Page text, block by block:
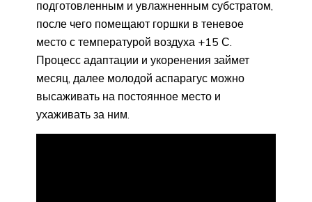
подготовленным и увлажненным субстратом,
после чего помещают горшки в теневое
место с температурой воздуха +15 С.
Процесс адаптации и укоренения займет
месяц, далее молодой аспарагус можно
высаживать на постоянное место и
ухаживать за ним.